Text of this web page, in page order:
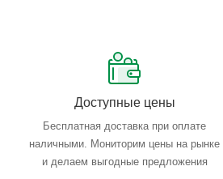
Доступные цены
Бесплатная доставка при оплате
наличными. Мониторим цены на рынке
и делаем выгодные предложения